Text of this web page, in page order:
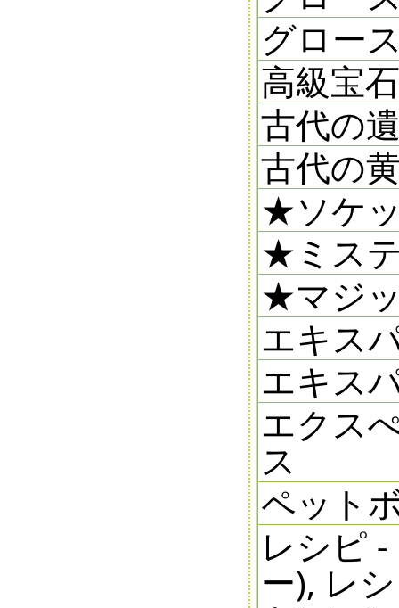
グロー
高級宝
古代の
古代の
★ソケ
★ミス
★マジ
エキス
エキス
エクス
ス
ペット
レシピ
ー), レ